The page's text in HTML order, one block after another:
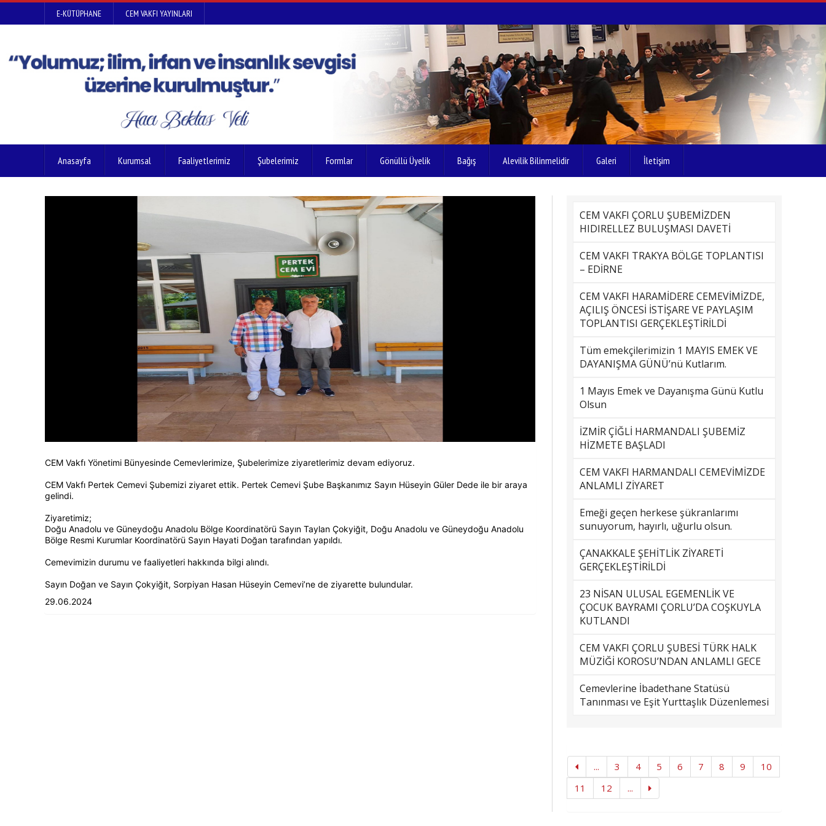
E-KÜTÜPHANE CEM VAKFI YAYINLARI
Anasayfa Kurumsal Faaliyetlerimiz Şubelerimiz Formlar Gönüllü Üyelik Bağış Alevilik Bilinmelidir Galeri İletişim
CEM Vakfı Yönetimi Bünyesinde Cemevlerimize, Şubelerimize ziyaretlerimiz devam ediyoruz.
CEM Vakfı Pertek Cemevi Şubemizi ziyaret ettik. Pertek Cemevi Şube Başkanımız Sayın Hüseyin Güler Dede ile bir araya
gelindi.
Ziyaretimiz;
Doğu Anadolu ve Güneydoğu Anadolu Bölge Koordinatörü Sayın Taylan Çokyiğit, Doğu Anadolu ve Güneydoğu Anadolu
Bölge Resmi Kurumlar Koordinatörü Sayın Hayati Doğan tarafından yapıldı.
Cemevimizin durumu ve faaliyetleri hakkında bilgi alındı.
Sayın Doğan ve Sayın Çokyiğit, Sorpiyan Hasan Hüseyin Cemevi’ne de ziyarette bulundular.
29.06.2024
CEM VAKFI ÇORLU ŞUBEMİZDEN
HIDIRELLEZ BULUŞMASI DAVETİ
CEM VAKFI TRAKYA BÖLGE TOPLANTISI
– EDİRNE
CEM VAKFI HARAMİDERE CEMEVİMİZDE,
AÇILIŞ ÖNCESİ İSTİŞARE VE PAYLAŞIM
TOPLANTISI GERÇEKLEŞTİRİLDİ
Tüm emekçilerimizin 1 MAYIS EMEK VE
DAYANIŞMA GÜNÜ’nü Kutlarım.
1 Mayıs Emek ve Dayanışma Günü Kutlu
Olsun
İZMİR ÇİĞLİ HARMANDALI ŞUBEMİZ
HİZMETE BAŞLADI
CEM VAKFI HARMANDALI CEMEVİMİZDE
ANLAMLI ZİYARET
Emeği geçen herkese şükranlarımı
sunuyorum, hayırlı, uğurlu olsun.
ÇANAKKALE ŞEHİTLİK ZİYARETİ
GERÇEKLEŞTİRİLDİ
23 NİSAN ULUSAL EGEMENLİK VE
ÇOCUK BAYRAMI ÇORLU’DA COŞKUYLA
KUTLANDI
CEM VAKFI ÇORLU ŞUBESİ TÜRK HALK
MÜZİĞİ KOROSU’NDAN ANLAMLI GECE
Cemevlerine İbadethane Statüsü
Tanınması ve Eşit Yurttaşlık Düzenlemesi
... 3 4 5 6 7 8 9
10
11
12 ...